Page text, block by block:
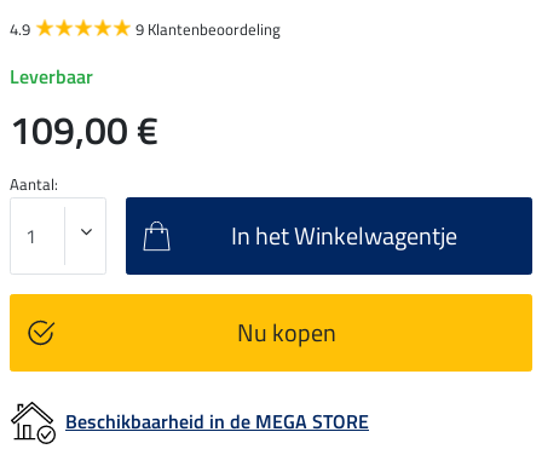
4.9 9 Klantenbeoordeling
Leverbaar
109,00 €
Aantal:
In het Winkelwagentje
Nu kopen
Beschikbaarheid in de MEGA STORE